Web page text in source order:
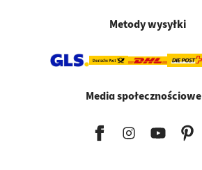
Metody wysyłki
Media społecznościowe